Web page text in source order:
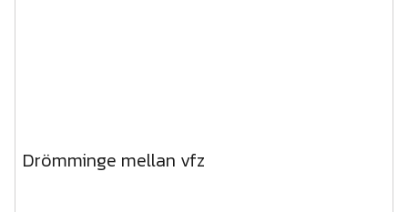
Drömminge mellan vfz